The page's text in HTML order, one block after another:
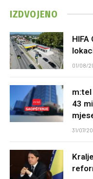
IZDVOJENO
01/08/
43
31/07/